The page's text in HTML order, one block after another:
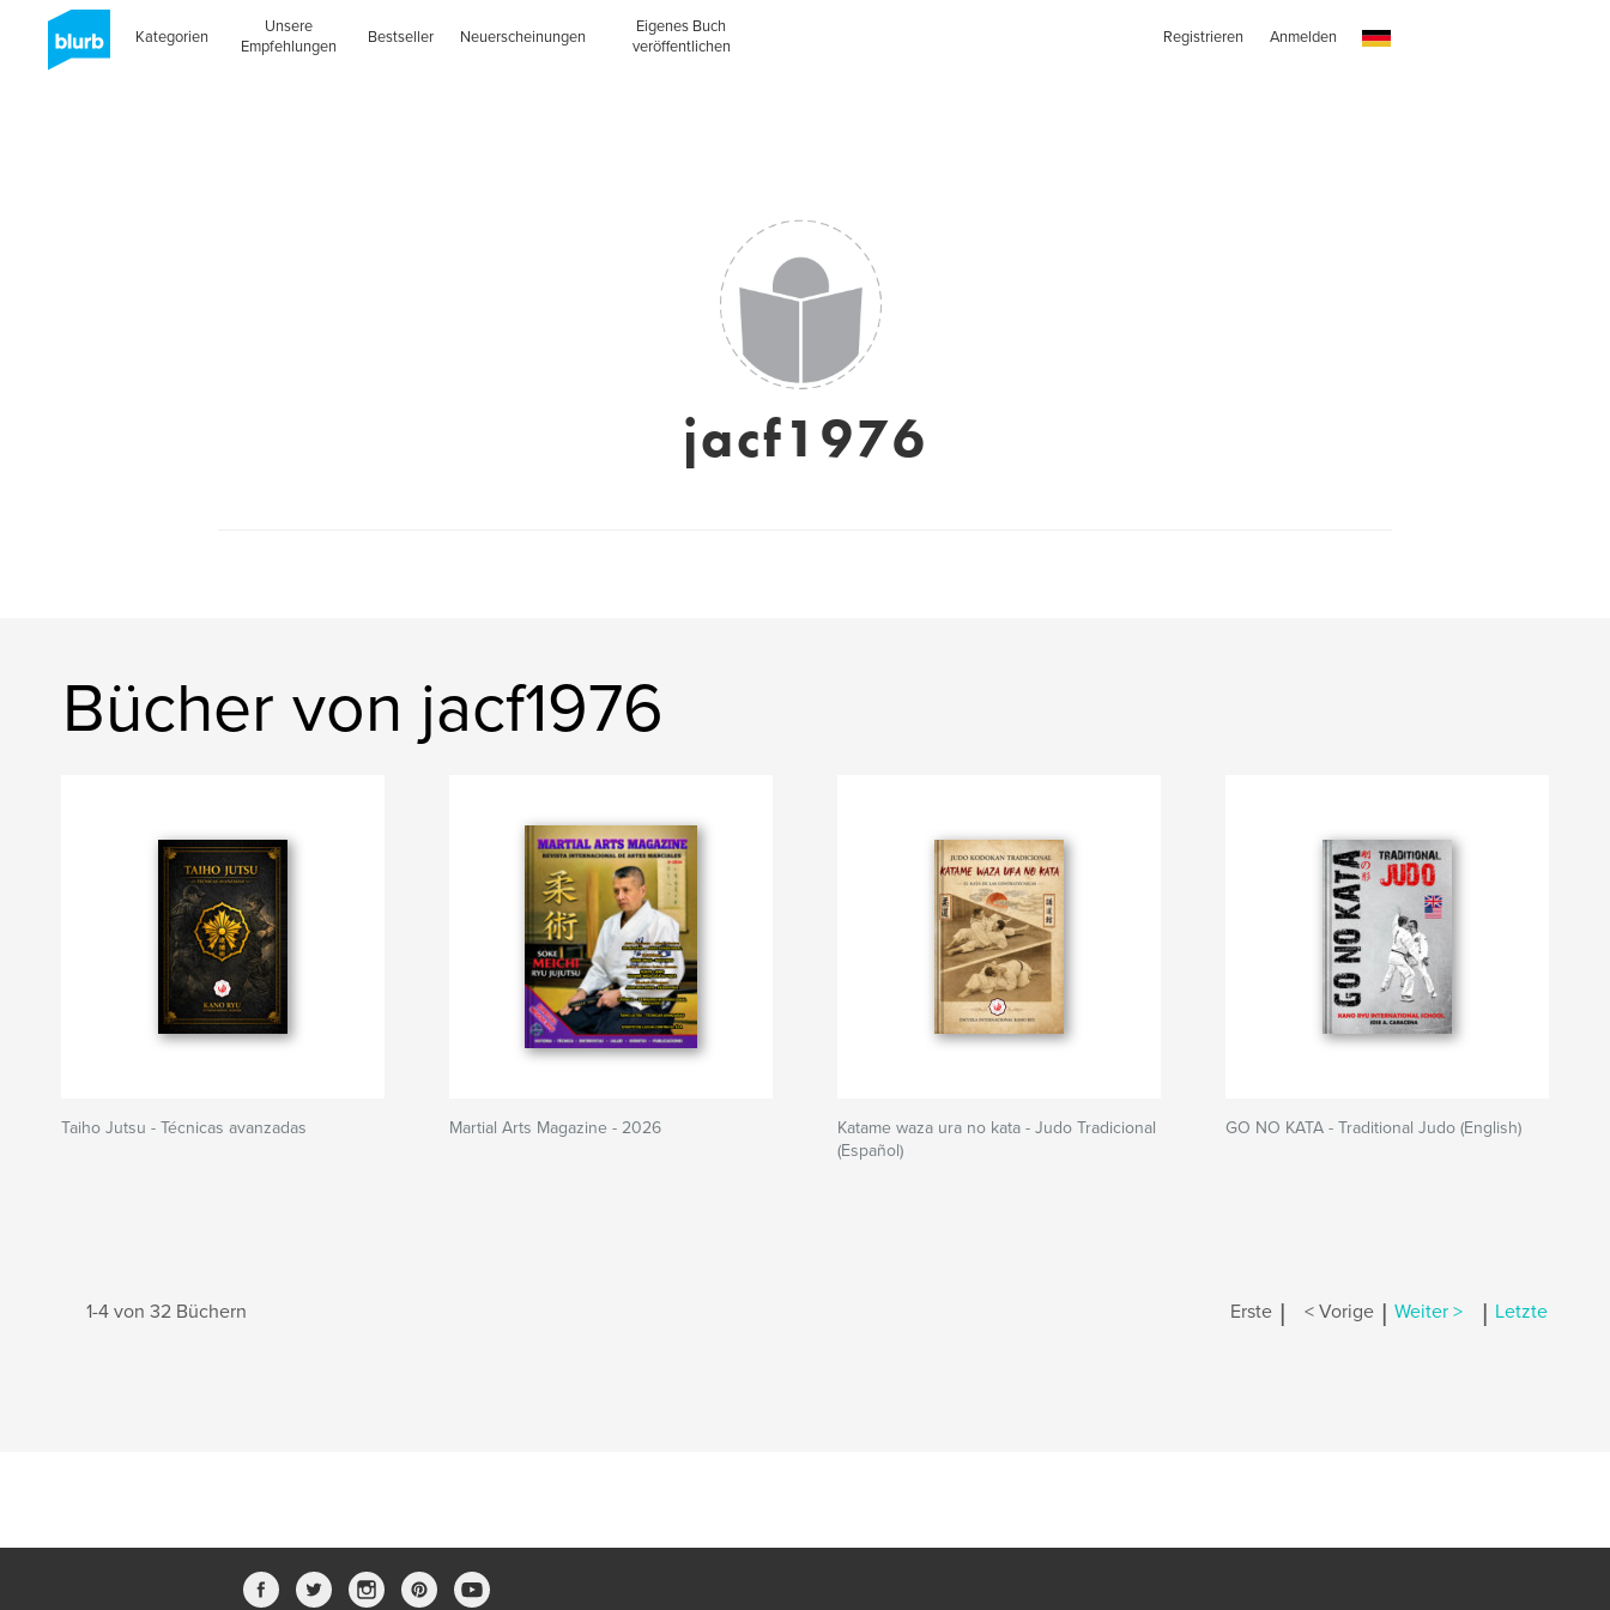
Kategorien
Unsere
Empfehlungen
Bestseller Neuerscheinungen
Eigenes Buch
veröffentlichen
Registrieren Anmelden
jacf1976
Bücher von jacf1976
Taiho Jutsu - Técnicas avanzadas Martial Arts Magazine - 2026
Katame waza ura no kata - Judo Tradicional
(Español)
GO NO KATA - Traditional Judo (English)
1-4 von 32 Büchern Erste | < Vorige | Weiter > | Letzte